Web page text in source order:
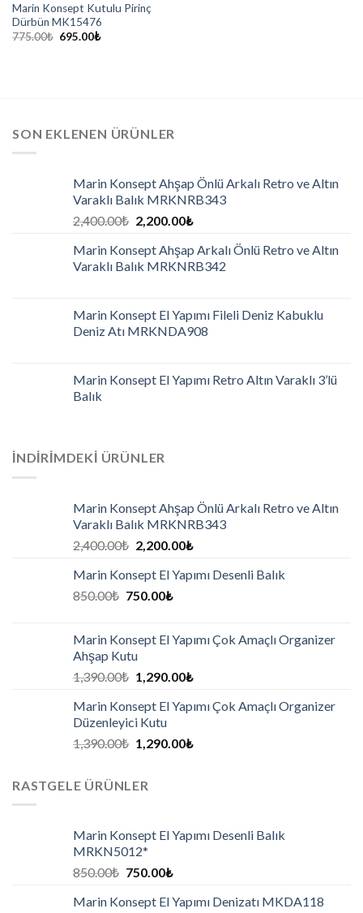
Marin Konsept Kutulu Pirinç
Dürbün MK15476
775.00₺ 695.00₺
SON EKLENEN ÜRÜNLER
Marin Konsept Ahşap Önlü Arkalı Retro ve Altın
Varaklı Balık MRKNRB343
2,400.00₺ 2,200.00₺
Marin Konsept Ahşap Arkalı Önlü Retro ve Altın
Varaklı Balık MRKNRB342
Marin Konsept El Yapımı Fileli Deniz Kabuklu
Deniz Atı MRKNDA908
Marin Konsept El Yapımı Retro Altın Varaklı 3’lü
Balık
İNDIRIMDEKI ÜRÜNLER
Marin Konsept Ahşap Önlü Arkalı Retro ve Altın
Varaklı Balık MRKNRB343
2,400.00₺ 2,200.00₺
Marin Konsept El Yapımı Desenli Balık
850.00₺ 750.00₺
Marin Konsept El Yapımı Çok Amaçlı Organizer
Ahşap Kutu
1,390.00₺ 1,290.00₺
Marin Konsept El Yapımı Çok Amaçlı Organizer
Düzenleyici Kutu
1,390.00₺ 1,290.00₺
RASTGELE ÜRÜNLER
Marin Konsept El Yapımı Desenli Balık
MRKN5012*
850.00₺ 750.00₺
Marin Konsept El Yapımı Denizatı MKDA118